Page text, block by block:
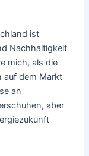
ist
Nachhaltigkeit
mich, als die
auf dem Markt
an
aber